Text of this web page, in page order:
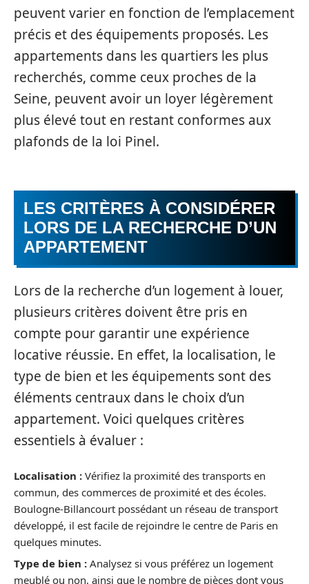
peuvent varier en fonction de l’emplacement
précis et des équipements proposés. Les
appartements dans les quartiers les plus
recherchés, comme ceux proches de la
Seine, peuvent avoir un loyer légèrement
plus élevé tout en restant conformes aux
plafonds de la loi Pinel.
LES CRITÈRES À CONSIDÉRER
LORS DE LA RECHERCHE D’UN
APPARTEMENT
Lors de la recherche d’un logement à louer,
plusieurs critères doivent être pris en
compte pour garantir une expérience
locative réussie. En effet, la localisation, le
type de bien et les équipements sont des
éléments centraux dans le choix d’un
appartement. Voici quelques critères
essentiels à évaluer :
Localisation : Vérifiez la proximité des transports en
commun, des commerces de proximité et des écoles.
Boulogne-Billancourt possédant un réseau de transport
développé, il est facile de rejoindre le centre de Paris en
quelques minutes.
Type de bien : Analysez si vous préférez un logement
meublé ou non, ainsi que le nombre de pièces dont vous